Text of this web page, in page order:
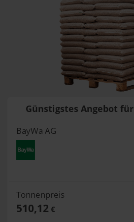
Günstigstes Angebot für
BayWa AG
Tonnenpreis
510,12 €